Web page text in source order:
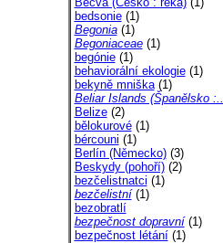
bedsonie(1)
Begonia(1)
Begoniaceae(1)
begónie(1)
behaviorální ekologie(1)
bekyně mniška(1)
Beliar Islands (Španělsko :..
Belize(2)
bělokurové(1)
bércouni (1)
Berlín (Německo)(3)
Beskydy (pohoří)(2)
bezčelistnatci (1)
bezčelistní(1)
bezobratlí
bezpečnost dopravní(1)
bezpečnost létání(1)